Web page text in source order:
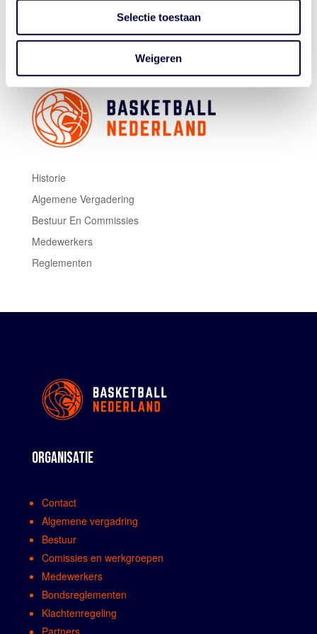
Selectie toestaan
Weigeren
Historie
Algemene Vergadering
Bestuur En Commissies
Medewerkers
Reglementen
ORGANISATIE
Contact
Algemene vergadring
Bestuur
Comissies en werkgroepen
Medewerkers
Bondsreglementen
Klachtenregeling
Partners